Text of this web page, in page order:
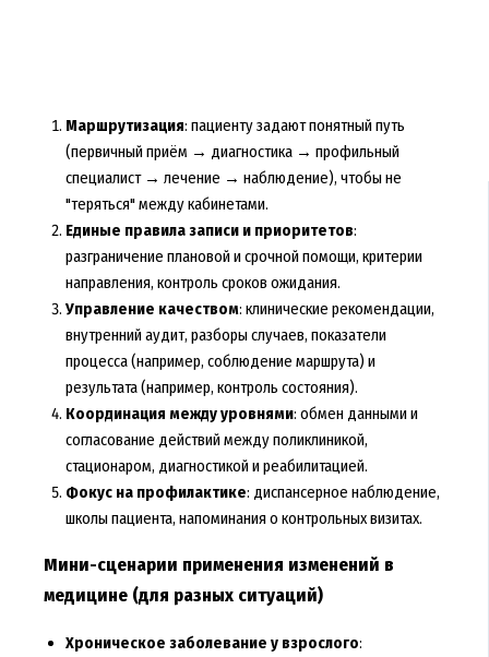
Маршрутизация: пациенту задают понятный путь
(первичный приём → диагностика → профильный
специалист → лечение → наблюдение), чтобы не
"теряться" между кабинетами.
Единые правила записи и приоритетов:
разграничение плановой и срочной помощи, критерии
направления, контроль сроков ожидания.
Управление качеством: клинические рекомендации,
внутренний аудит, разборы случаев, показатели
процесса (например, соблюдение маршрута) и
результата (например, контроль состояния).
Координация между уровнями: обмен данными и
согласование действий между поликлиникой,
стационаром, диагностикой и реабилитацией.
Фокус на профилактике: диспансерное наблюдение,
школы пациента, напоминания о контрольных визитах.
Мини-сценарии применения изменений в
медицине (для разных ситуаций)
Хроническое заболевание у взрослого: